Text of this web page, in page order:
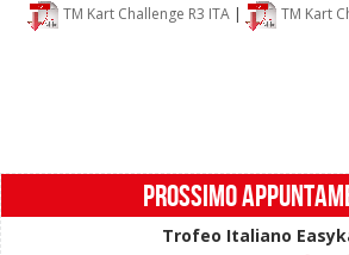
TM Kart Challenge R3 ITA | TM Kart
PROSSIMO
Trofeo Italiano